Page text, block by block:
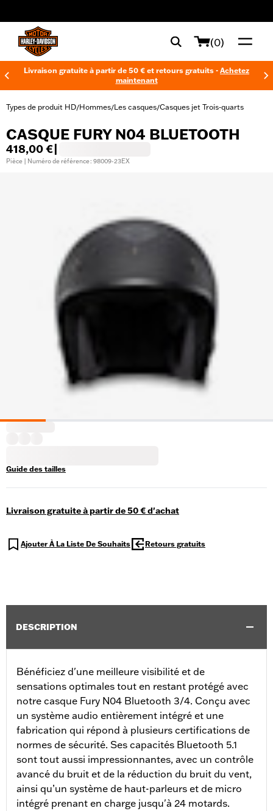
(0)
Livraison gratuite à partir de 50 € et retours gratuits - Achetez
maintenant
Types de produit HD/Hommes/Les casques/Casques jet Trois-quarts
CASQUE FURY N04 BLUETOOTH
418,00 €
Pièce | Numéro de référence : 98009-23EX
Guide des tailles
Livraison gratuite à partir de 50 € d'achat
Ajouter À La Liste De Souhaits Retours gratuits
DESCRIPTION
Bénéficiez d'une meilleure visibilité et de
sensations optimales tout en restant protégé avec
notre casque Fury N04 Bluetooth 3/4. Conçu avec
un système audio entièrement intégré et une
fabrication qui répond à plusieurs certifications de
normes de sécurité. Ses capacités Bluetooth 5.1
sont tout aussi impressionnantes, avec un contrôle
avancé du bruit et de la réduction du bruit du vent,
ainsi qu’un système de haut-parleurs et de micro
intégré prenant en charge jusqu'à 24 motards.